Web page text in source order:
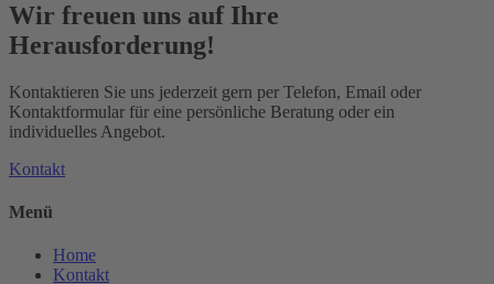
Wir freuen uns auf Ihre
Herausforderung!
Kontaktieren Sie uns jederzeit gern per Telefon, Email oder
Kontaktformular für eine persönliche Beratung oder ein
individuelles Angebot.
Kontakt
Menü
Home
Kontakt